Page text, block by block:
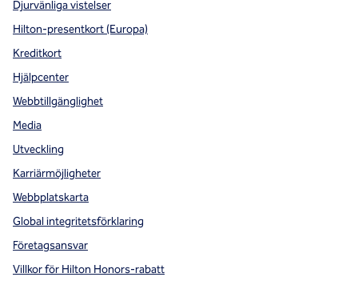
Djurvänliga vistelser
Hilton-presentkort (Europa)
Kreditkort
Hjälpcenter
Webbtillgänglighet
Media
Utveckling
Karriärmöjligheter
Webbplatskarta
Global integritetsförklaring
Företagsansvar
Villkor för Hilton Honors-rabatt